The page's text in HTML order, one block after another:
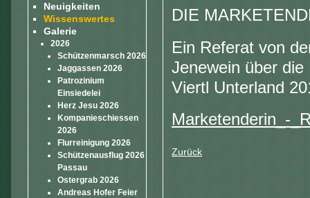
Neuigkeiten
Wissenswertes
Galerie
2026
Schützenmarsch 2026
Jaggassen 2026
Patrozinium
Einsiedelei
Herz Jesu 2026
Kompanieschiessen
2026
Flurreinigung 2026
Schützenausflug 2026
Passau
Ostergrab 2026
Andreas Hofer Feier
DIE
Ein Referat von
Jenewein über
Viertl Unterland
Marketenderin_-
Zurück